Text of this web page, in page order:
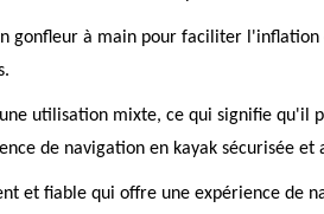
gonfleur à main pour faciliter
utilisation mixte, ce qui signifie
de navigation en kayak sécurisée et
et fiable qui offre une expérience de